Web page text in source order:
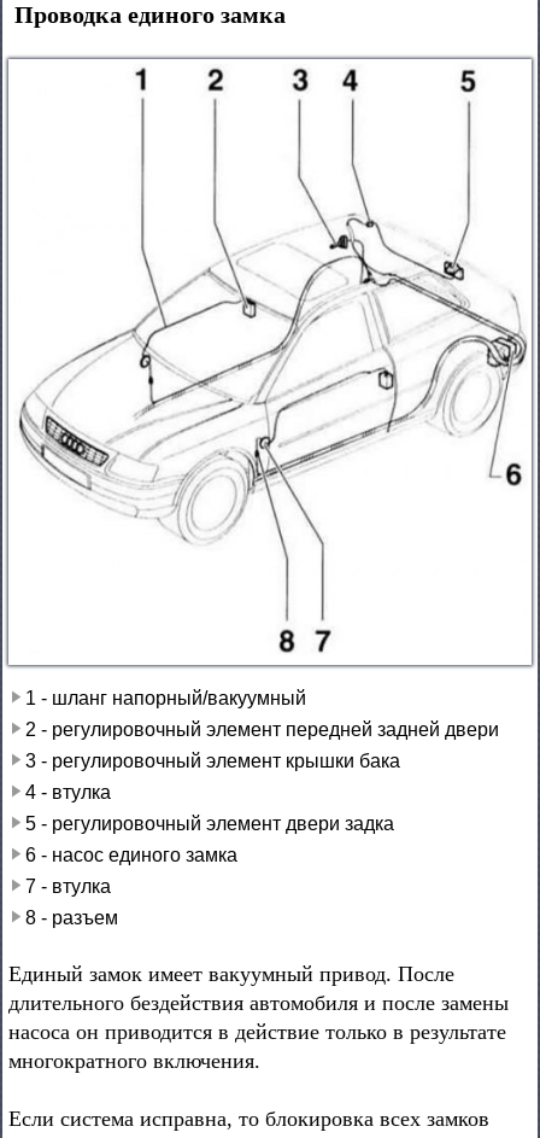
Проводка единого замка
1 - шланг напорный/вакуумный
2 - регулировочный элемент передней задней двери
3 - регулировочный элемент крышки бака
4 - втулка
5 - регулировочный элемент двери задка
6 - насос единого замка
7 - втулка
8 - разъем
Единый замок имеет вакуумный привод. После
длительного бездействия автомобиля и после замены
насоса он приводится в действие только в результате
многократного включения.
Если система исправна, то блокировка всех замков